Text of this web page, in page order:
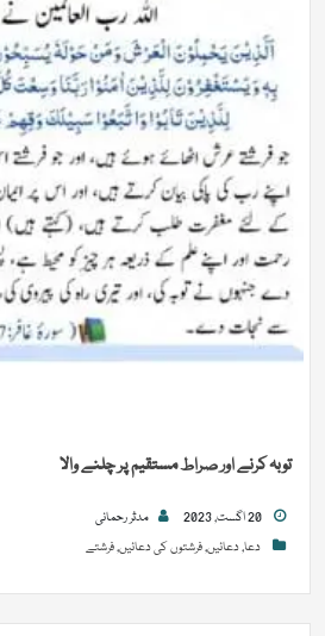
توبہ کرنے اور صراط مستقیم پر چلنے والا
مدثر رحمانی
دعا,دعائیں,فرشتوں کی دعائیں,فرشتے